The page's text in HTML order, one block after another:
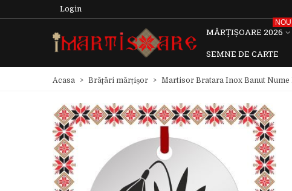
Login
MĂRȚIȘOARE 2026
NOU
SEMNE DE CARTE
Acasa > Brățări mărțișor > Martisor Bratara Inox Banut Nume